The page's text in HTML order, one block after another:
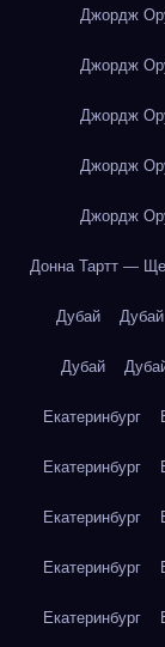
Джордж
Джордж
Джордж
Джордж
Джордж
Донна Тартт —
Дубай Дубай
Дубай
Екатеринбург
Екатеринбург
Екатеринбург
Екатеринбург
Екатеринбург